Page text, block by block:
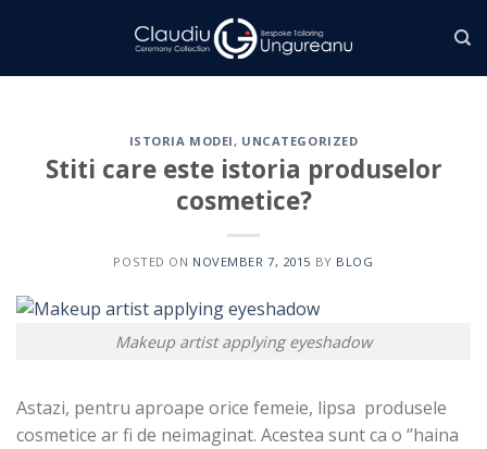
ISTORIA MODEI, UNCATEGORIZED
Stiti care este istoria produselor
cosmetice?
POSTED ON NOVEMBER 7, 2015 BY BLOG
Makeup artist applying eyeshadow
Astazi, pentru aproape orice femeie, lipsa produsele
cosmetice ar fi de neimaginat. Acestea sunt ca o ‘’haina